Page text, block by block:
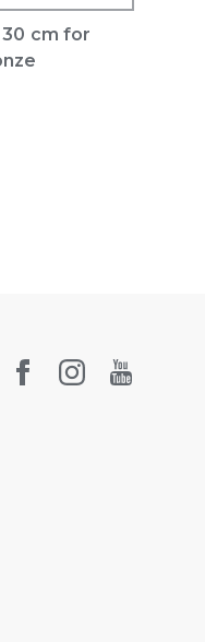
cm for